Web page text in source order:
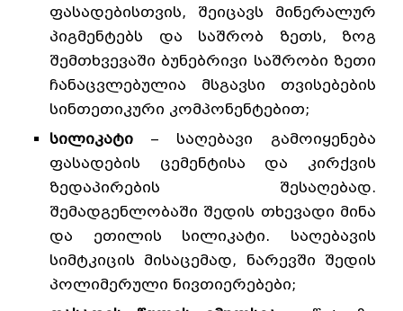
ფასადებისთვის, შეიცავს მინერალურ
პიგმენტებს და საშრობ ზეთს, ზოგ
შემთხვევაში ბუნებრივი საშრობი ზეთი
ჩანაცვლებულია მსგავსი თვისებების
სინთეთიკური კომპონენტებით;
სილიკატი – საღებავი გამოიყენება
ფასადების ცემენტისა და კირქვის
ზედაპირების შესაღებად.
შემადგენლობაში შედის თხევადი მინა
და ეთილის სილიკატი. საღებავის
სიმტკიცის მისაცემად, ნარევში შედის
პოლიმერული ნივთიერებები;